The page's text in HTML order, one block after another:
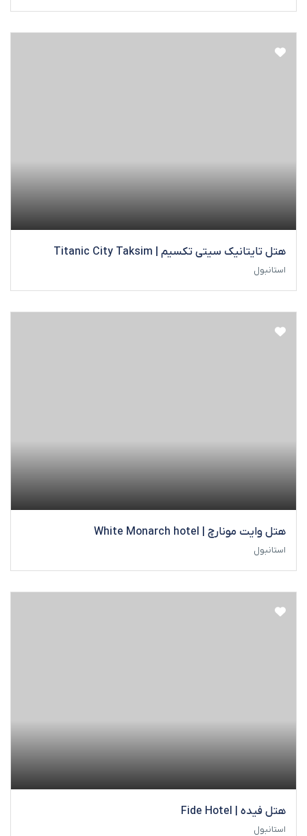
هتل تایتانیک سیتی تکسیم | Titanic City Taksim
استانبول
هتل وایت مونارچ | White Monarch hotel
استانبول
هتل فیده | Fide Hotel
استانبول